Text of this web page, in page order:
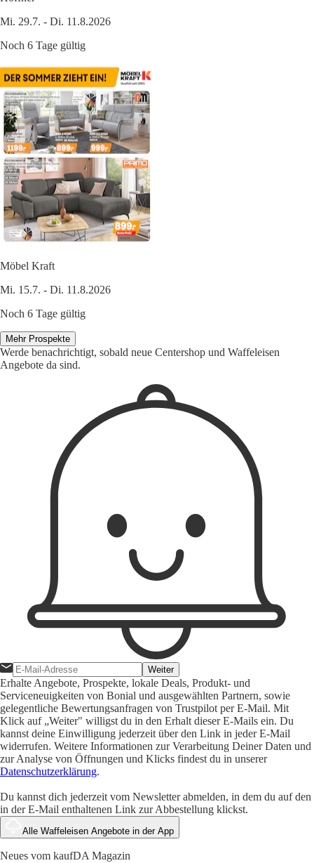
Mi. 29.7. - Di. 11.8.2026
Noch 6 Tage gültig
Möbel Kraft
Mi. 15.7. - Di. 11.8.2026
Noch 6 Tage gültig
Mehr Prospekte
Werde benachrichtigt, sobald neue Centershop und Waffeleisen
Angebote da sind.
Weiter
Erhalte Angebote, Prospekte, lokale Deals, Produkt- und
Serviceneuigkeiten von Bonial und ausgewählten Partnern, sowie
gelegentliche Bewertungsanfragen von Trustpilot per E-Mail. Mit
Klick auf „Weiter" willigst du in den Erhalt dieser E-Mails ein. Du
kannst deine Einwilligung jederzeit über den Link in jeder E-Mail
widerrufen. Weitere Informationen zur Verarbeitung Deiner Daten und
zur Analyse von Öffnungen und Klicks findest du in unserer
Datenschutzerklärung.
Du kannst dich jederzeit vom Newsletter abmelden, in dem du auf den
in der E-Mail enthaltenen Link zur Abbestellung klickst.
Alle Waffeleisen Angebote in der App
Neues vom kaufDA Magazin